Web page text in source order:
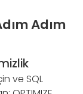
Adım
ve SQL